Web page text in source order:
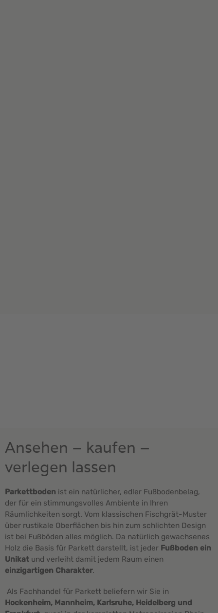
Ansehen – kaufen –
verlegen lassen
Parkettboden ist ein natürlicher, edler Fußbodenbelag,
der für ein stimmungsvolles Ambiente in Ihren
Räumlichkeiten sorgt. Vom klassischen Fischgrät-Muster
über rustikale Oberflächen bis hin zum schlichten Design
ist bei Fußböden alles möglich. Da natürlich gewachsenes
Holz die Basis für Parkett darstellt, ist jeder Fußboden ein
Unikat und verleiht damit jedem Raum einen
einzigartigen Charakter.
Als Fachhandel für Parkett beliefern wir Sie in
Hockenheim, Mannheim, Karlsruhe, Heidelberg und